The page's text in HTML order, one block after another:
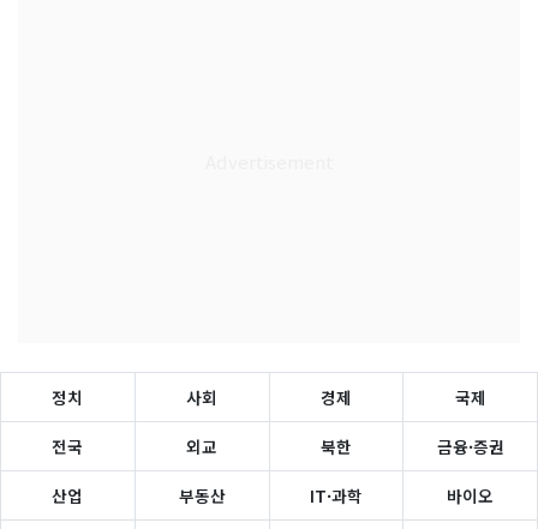
정치 사회 경제 국제
전국 외교 북한 금융·증권
산업 부동산 IT·과학 바이오